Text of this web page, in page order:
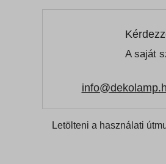
A saját
Letölteni a használati